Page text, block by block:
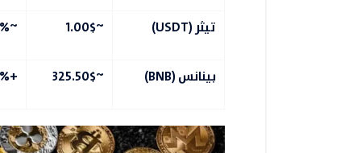
تيثر (USDT) ~1.00$
~0.0%
بينانس (BNB) ~325.50$
+1.0%